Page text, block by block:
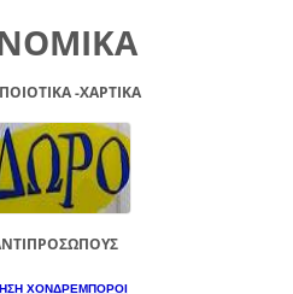
-XAPTIKA
ΧΟΝΔΡΕΜΠΟΡΟΙ